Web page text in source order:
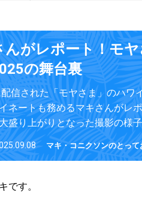
んがレポート！モ
の舞台裏
信された「モヤさま」のハワ
ネートも務めるマキさんがレ
盛り上がりとなった撮影の様
マキ・コニクソンのとって
です。